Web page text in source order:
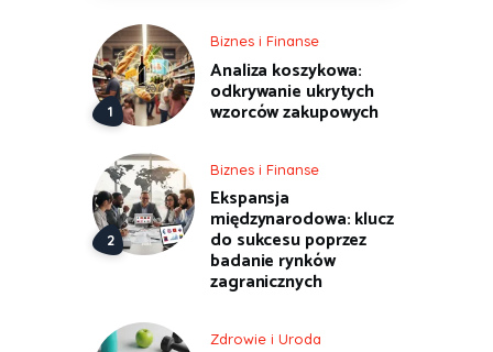
Biznes i Finanse
Analiza koszykowa:
odkrywanie ukrytych
wzorców zakupowych
Biznes i Finanse
Ekspansja
międzynarodowa: klucz
do sukcesu poprzez
badanie rynków
zagranicznych
Zdrowie i Uroda